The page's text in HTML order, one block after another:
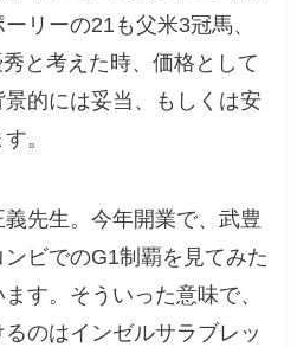
リーの21も父米3冠馬、
と考えた時、価格として
的には妥当、もしくは安
。
先生。今年開業で、武豊
ビでのG1制覇を見てみた
す。そういった意味で、
のはインゼルサラブレッ